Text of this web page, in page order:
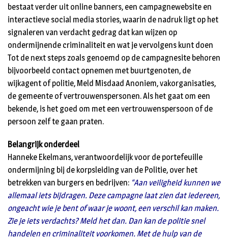
bestaat verder uit online banners, een campagnewebsite en
interactieve social media stories, waarin de nadruk ligt op het
signaleren van verdacht gedrag dat kan wijzen op
ondermijnende criminaliteit en wat je vervolgens kunt doen
Tot de next steps zoals genoemd op de campagnesite behoren
bijvoorbeeld contact opnemen met buurtgenoten, de
wijkagent of politie, Meld Misdaad Anoniem, vakorganisaties,
de gemeente of vertrouwenspersonen. Als het gaat om een
bekende, is het goed om met een vertrouwenspersoon of de
persoon zelf te gaan praten.
Belangrijk onderdeel
Hanneke Ekelmans, verantwoordelijk voor de portefeuille
ondermijning bij de korpsleiding van de Politie, over het
betrekken van burgers en bedrijven: “Aan veiligheid kunnen we
allemaal iets bijdragen. Deze campagne laat zien dat iedereen,
ongeacht wie je bent of waar je woont, een verschil kan maken.
Zie je iets verdachts? Meld het dan. Dan kan de politie snel
handelen en criminaliteit voorkomen. Met de hulp van de